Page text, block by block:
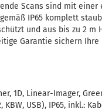
Scans sind mit einer
IP65 komplett
und aus bis zu 2 m
Garantie sichern
1D, Linear-Imager,
KBW, USB), IP65, inkl.: